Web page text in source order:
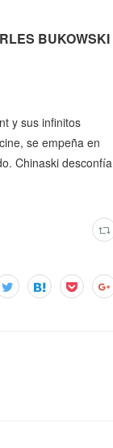
BUKOWSKI
y sus infinitos
se empeña en
Chinaski desconfía